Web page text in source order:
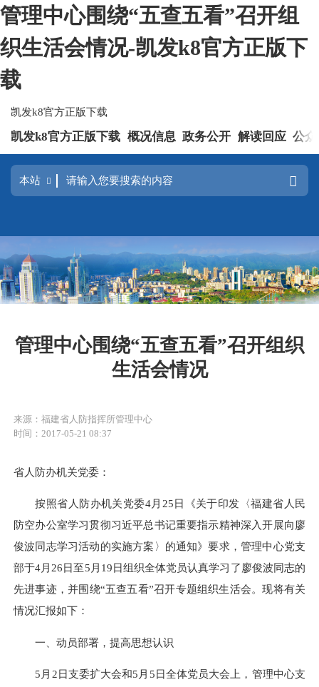
管理中心围绕“五查五看”召开组
织生活会情况-凯发k8官方正版下
载
凯发k8官方正版下载
凯发k8官方正版下载 概况信息 政务公开 解读回应 公
管理中心围绕“五查五看”召开组织
生活会情况
来源：福建省人防指挥所管理中心
时间：2017-05-21 08:37
省人防办机关党委：
按照省人防办机关党委4月25日《关于印发〈福建省人民
防空办公室学习贯彻习近平总书记重要指示精神深入开展向廖
俊波同志学习活动的实施方案〉的通知》要求，管理中心党支
部于4月26日至5月19日组织全体党员认真学习了廖俊波同志的
先进事迹，并围绕“五查五看”召开专题组织生活会。现将有关
情况汇报如下：
一、动员部署，提高思想认识
5月2日支委扩大会和5月5日全体党员大会上，管理中心支